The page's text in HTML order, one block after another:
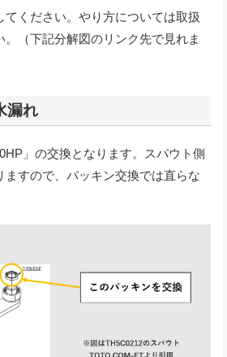
てください。やり方については取扱
（下記分解図のリンク先で見れま
漏れ
」の交換となります。スパウト側
ますので、パッキン交換では直らな